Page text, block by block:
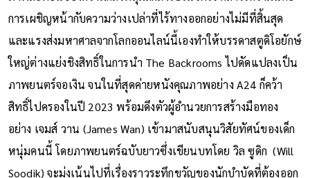
ภาพสะท้อนของความกลัวที่ลุ่มลึกลงไปในจิตใจ กล่าวได้ว่ามันคือ
การเผชิญหน้ากับความว่างเปล่าที่ไร้ทางออกอย่างไม่มีที่สิ้นสุด
และแรงส่งมหาศาลจากโลกออนไลน์นี้เองทำให้บรรดาสตูดิโอยักษ์
ใหญ่ต่างแย่งชิงสิทธิ์ในการนำ The Backrooms ไปดัดแปลงเป็น
ภาพยนตร์จอเงิน จนในที่สุดค่ายหนังคุณภาพอย่าง A24 ก็คว้า
สิทธิ์ไปครองในปี 2023 พร้อมดึงตัวผู้อำนวยการสร้างมือทอง
อย่าง เจมส์ วาน (James Wan) เข้ามาสนับสนุนวิสัยทัศน์ของเด็ก
หนุ่มคนนี้ โดยภาพยนตร์ฉบับยาวซึ่งเขียนบทโดย วิล ซูดิก (Will